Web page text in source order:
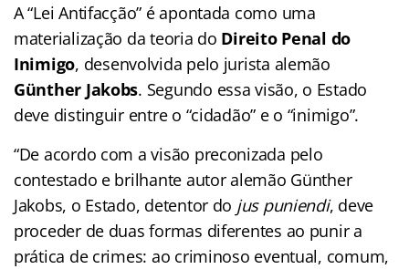
A “Lei Antifacção” é apontada como uma
materialização da teoria do Direito Penal do
Inimigo, desenvolvida pelo jurista alemão
Günther Jakobs. Segundo essa visão, o Estado
deve distinguir entre o “cidadão” e o “inimigo”.
“De acordo com a visão preconizada pelo
contestado e brilhante autor alemão Günther
Jakobs, o Estado, detentor do jus puniendi, deve
proceder de duas formas diferentes ao punir a
prática de crimes: ao criminoso eventual, comum,